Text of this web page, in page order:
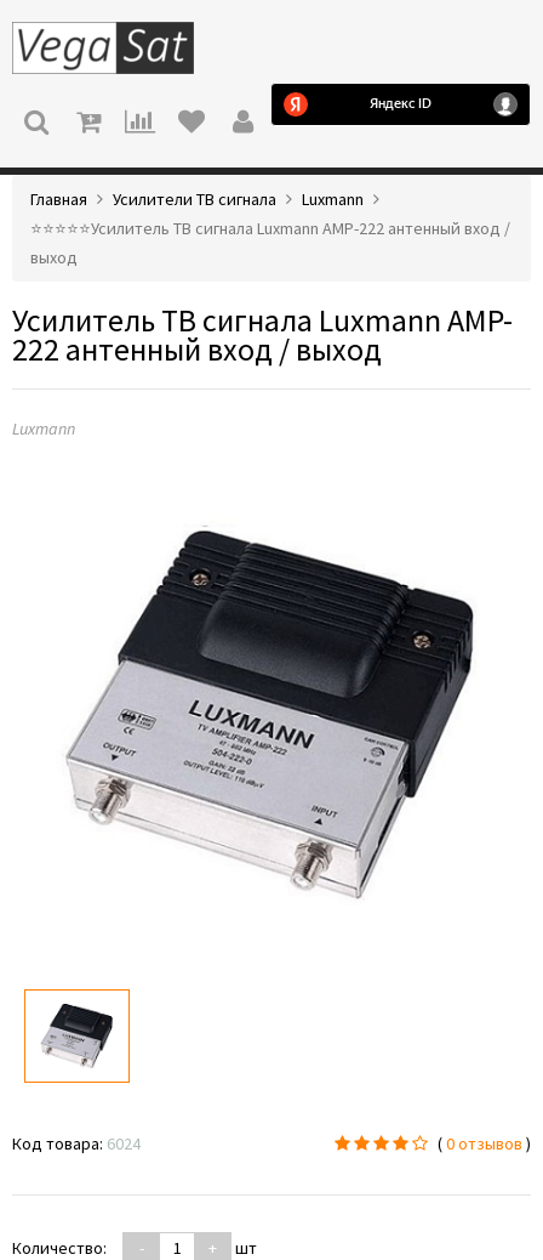
МЕНЮ
Главная Усилители ТВ сигнала
Luxmann
⭐️⭐️⭐️⭐️⭐️Усилитель ТВ сигнала Luxmann AMP-222 антенный вход /
выход
Усилитель ТВ сигнала Luxmann AMP-
222 антенный вход / выход
Luxmann
Код товара: 6024 (0 отзывов )
Количество: - + шт